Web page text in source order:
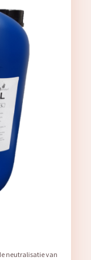
neutralisatie van